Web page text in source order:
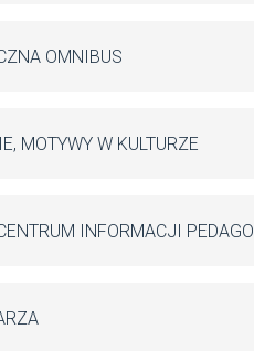
OMNIBUS
MOTYWY W KULTURZE
INFORMACJI